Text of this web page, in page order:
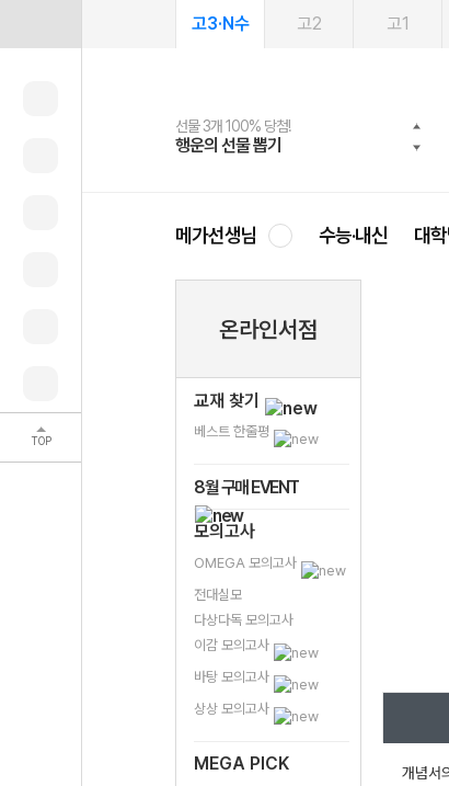
TOP
고3·N수 고2 고1
선물 3개 100% 당첨!
행운의 선물 뽑기
선물 100% 증정!
메가스터디 X 올리브
여름방학 스터디 캐시백
메가런 썸머스쿨
2027 러셀 단과
강사 공개선발
스마트러닝앱
설문 EVENT
메가패스
3일 무료 체험권
메가패스 수강생 무료혜택!
메가클럽 멤버십
사회공헌 캠페인
희망이룸 메가나눔
메가선생님 수능·내신 대
온라인서점
교재 찾기
베스트 한줄평
8월 구매 EVENT
모의고사
OMEGA 모의고사
전대실모
다상다독 모의고사
이감 모의고사
바탕 모의고사
상상 모의고사
MEGA PICK
개념서